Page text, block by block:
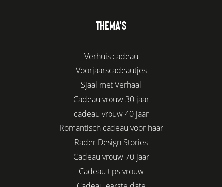
THEMA'S
Verhuis cadeau
Voorjaarscadeautjes
Sjaal met Verhaal
Cadeau vrouw 30 jaar
cadeau vrouw 40 jaar
Romantisch cadeau voor haar
Räder Design Stories
Cadeau vrouw 70 jaar
Cadeau tips vrouw